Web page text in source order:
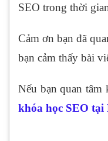
SEO trong thời
Cảm ơn bạn đã
bạn cảm thấy bài
Nếu bạn quan tâm
khóa học SEO tại